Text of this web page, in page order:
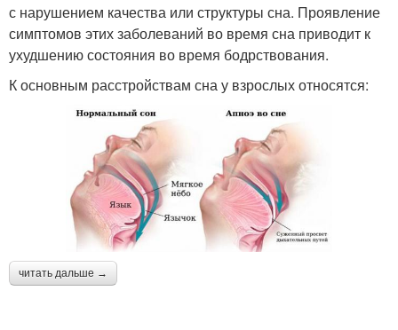
с нарушением качества или структуры сна. Проявление
симптомов этих заболеваний во время сна приводит к
ухудшению состояния во время бодрствования.
К основным расстройствам сна у взрослых относятся:
читать дальше →